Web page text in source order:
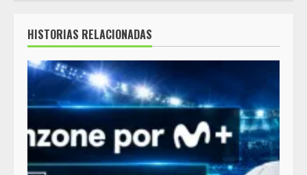
HISTORIAS RELACIONADAS